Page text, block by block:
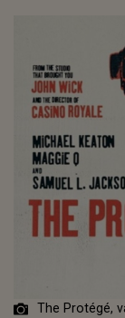
The Protégé,